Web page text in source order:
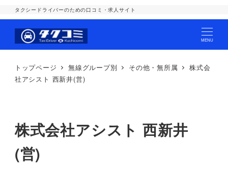
タクシードライバーのための口コミ・求人サイト
MENU
トップページ 無線グループ別 その他・無所属
株式会
社アシスト 西新井(営)
株式会社アシスト 西新井
(営)